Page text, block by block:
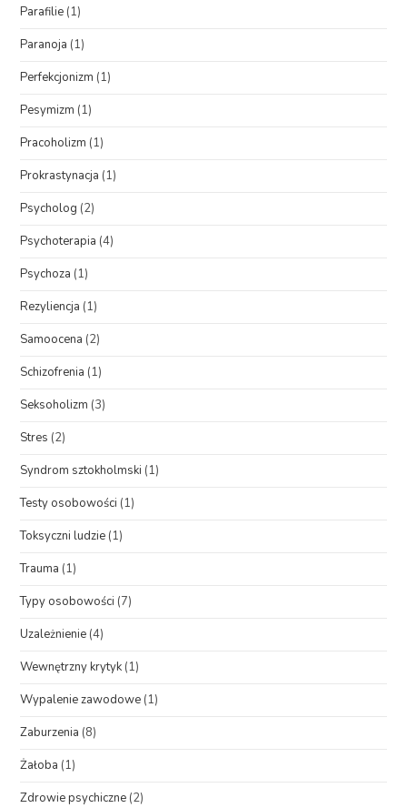
Parafilie (1)
Paranoja (1)
Perfekcjonizm (1)
Pesymizm (1)
Pracoholizm (1)
Prokrastynacja (1)
Psycholog (2)
Psychoterapia (4)
Psychoza (1)
Rezyliencja (1)
Samoocena (2)
Schizofrenia (1)
Seksoholizm (3)
Stres (2)
Syndrom sztokholmski (1)
Testy osobowości (1)
Toksyczni ludzie (1)
Trauma (1)
Typy osobowości (7)
Uzależnienie (4)
Wewnętrzny krytyk (1)
Wypalenie zawodowe (1)
Zaburzenia (8)
Żałoba (1)
Zdrowie psychiczne (2)